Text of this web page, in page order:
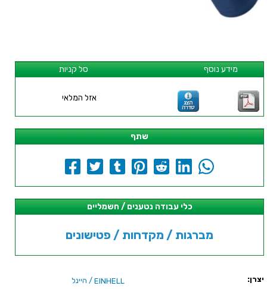
סל קניות מידע נוסף
אזל המלאי
שתף
כלי עבודה נטענים / חשמליים
מברגות / מקדחות / פטישונים
יצרן: EINHELL / היינל